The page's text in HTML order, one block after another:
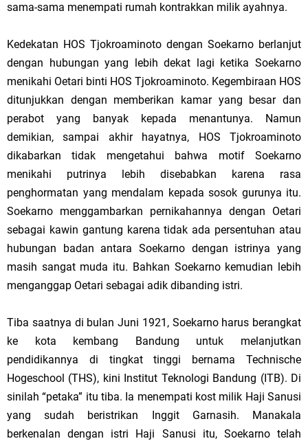
sama-sama menempati rumah kontrakkan milik ayahnya.
Kedekatan HOS Tjokroaminoto dengan Soekarno berlanjut
dengan hubungan yang lebih dekat lagi ketika Soekarno
menikahi Oetari binti HOS Tjokroaminoto. Kegembiraan HOS
ditunjukkan dengan memberikan kamar yang besar dan
perabot yang banyak kepada menantunya. Namun
demikian, sampai akhir hayatnya, HOS Tjokroaminoto
dikabarkan tidak mengetahui bahwa motif Soekarno
menikahi putrinya lebih disebabkan karena rasa
penghormatan yang mendalam kepada sosok gurunya itu.
Soekarno menggambarkan pernikahannya dengan Oetari
sebagai kawin gantung karena tidak ada persentuhan atau
hubungan badan antara Soekarno dengan istrinya yang
masih sangat muda itu. Bahkan Soekarno kemudian lebih
menganggap Oetari sebagai adik dibanding istri.
Tiba saatnya di bulan Juni 1921, Soekarno harus berangkat
ke kota kembang Bandung untuk melanjutkan
pendidikannya di tingkat tinggi bernama Technische
Hogeschool (THS), kini Institut Teknologi Bandung (ITB). Di
sinilah “petaka” itu tiba. Ia menempati kost milik Haji Sanusi
yang sudah beristrikan Inggit Garnasih. Manakala
berkenalan dengan istri Haji Sanusi itu, Soekarno telah